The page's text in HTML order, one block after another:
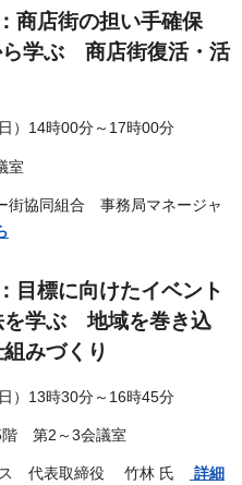
商店街の担い手確保
ら学ぶ 商店街復活・活
）14時00分～17時00分
室
協同組合 事務局マネージャ
目標に向けたイベント
を学ぶ 地域を巻き込
みづくり
13時30分～16時45分
第2～3会議室
ス 代表取締役 竹林 氏 詳細